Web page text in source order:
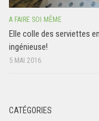
A FAIRE SOI MÊME
Elle colle des serviettes
ingénieuse!
5 MAI 2016
CATÉGORIES